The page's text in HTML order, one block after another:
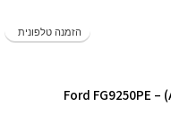
הזמנה טלפונית